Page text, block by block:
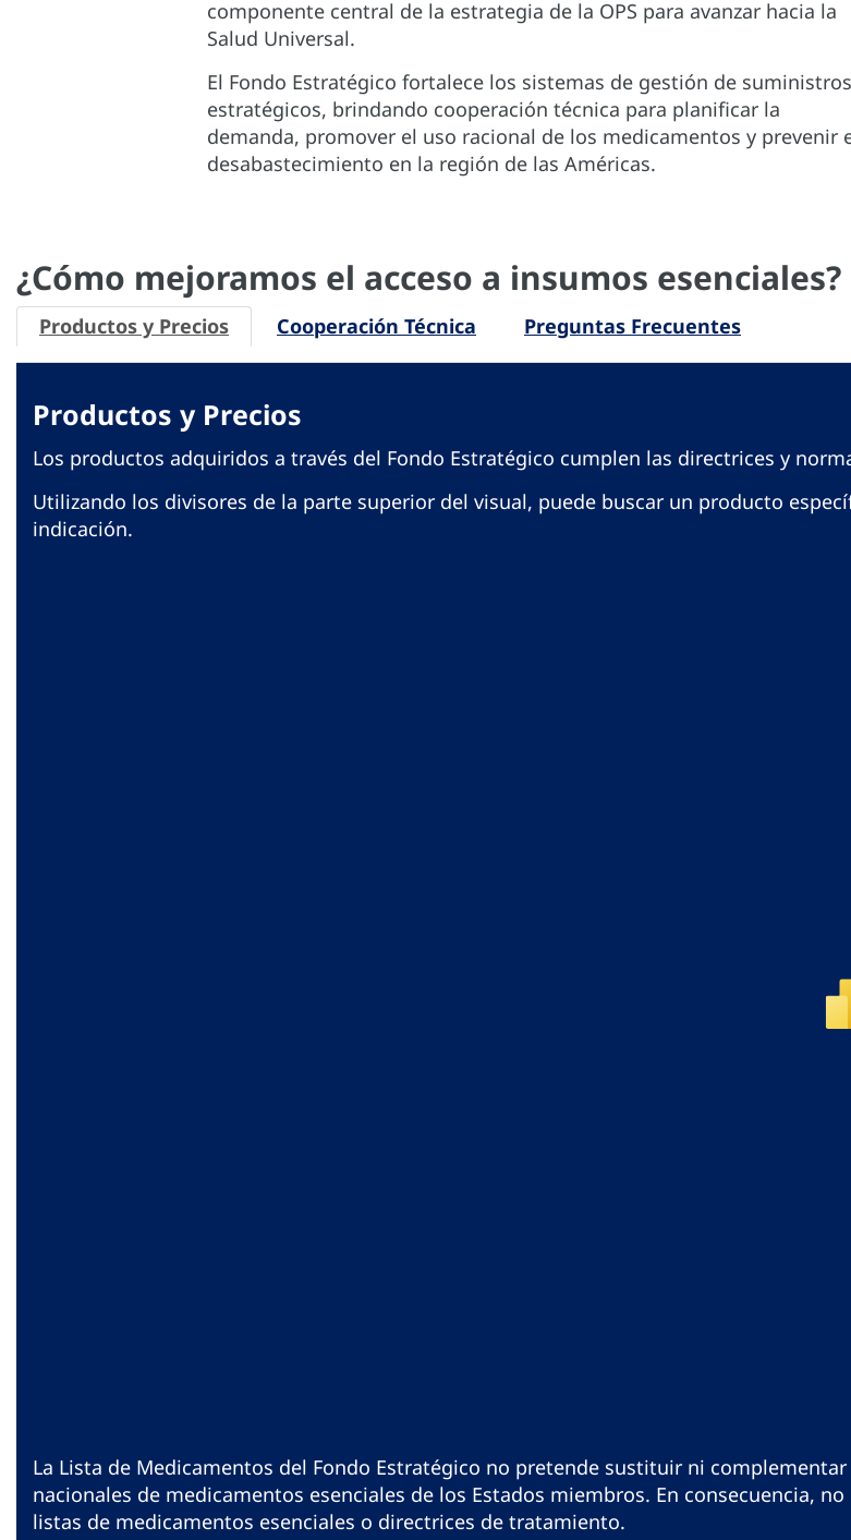
componente central de la estrategia de la OPS para avanzar hacia la
Salud Universal.
El Fondo Estratégico fortalece los sistemas de gestión de suministros
estratégicos, brindando cooperación técnica para planificar la
demanda, promover el uso racional de los medicamentos y prevenir
desabastecimiento en la región de las Américas.
¿Cómo mejoramos el acceso a insumos esenciales?
Productos y Precios Cooperación Técnica Preguntas Frecuentes
Productos y Precios
Los productos adquiridos a través del Fondo Estratégico cumplen las directrices y
Utilizando los divisores de la parte superior del visual, puede buscar un producto
indicación.
La Lista de Medicamentos del Fondo Estratégico no pretende sustituir ni
nacionales de medicamentos esenciales de los Estados miembros. En consecuencia,
listas de medicamentos esenciales o directrices de tratamiento.